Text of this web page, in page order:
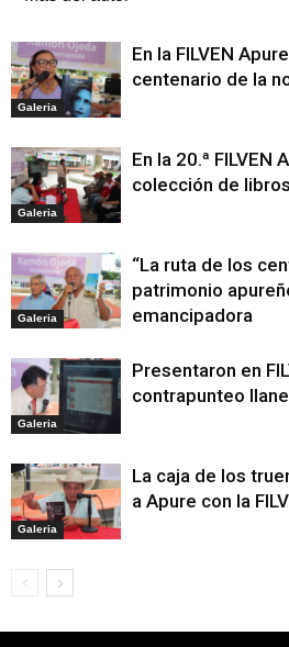
Galeria
En la FILVEN
centenario de la
Galeria
En la 20.ª
colección de
Galeria
“La ruta de los
patrimonio
emancipadora
Galeria
Presentaron en
contrapunteo
Galeria
La caja de los
a Apure con la